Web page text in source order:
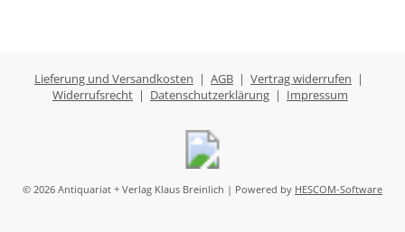
Lieferung und Versandkosten | AGB | Vertrag widerrufen |
Widerrufsrecht | Datenschutzerklärung | Impressum
© 2026 Antiquariat + Verlag Klaus Breinlich | Powered by HESCOM-Software